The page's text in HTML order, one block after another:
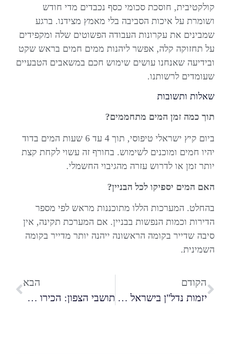
קולקטיבית, חוסכת סכומי כסף נכבדים מדי חודש
ושומרת על איכות הסביבה בלי מאמץ מצידנו. ברגע
שמבינים את עקרונות העבודה הפשוטים שלה ומקפידים
על תחזוקה קלה, אפשר ליהנות ממים חמים בראש שקט
ובידיעה שאנחנו עושים שימוש חכם במשאבים הטבעיים
שעומדים לרשותנו.
שאלות ותשובות
תוך כמה זמן המים מתחממים?
ביום קיץ ישראלי טיפוסי, תוך 4 עד 6 שעות המים בדוד
יהיו חמים ומוכנים לשימוש. בחורף זה עשוי לקחת קצת
יותר זמן או לדרוש עזרה מהגיבוי החשמלי.
האם המים יספיקו לכל הבניין?
בהחלט. המערכות הללו מתוכננות מראש לפי מספר
הדירות וכמות הנפשות בבניין. אם המערכת תקינה, אין
סיבה שדייר בקומה הראשונה ייהנה יותר מדייר בקומה
השמינית.
הקודם
יזמות נדל"ן בישראל – כל מה שצריך לדעת לפני שמתחילים
הבא
תושבי הצפון: הכירו את גורדוניה – מלון חדש בזכרון יעקב